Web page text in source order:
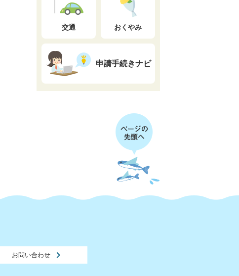
交通 おくやみ
申請手続きナビ
お問い合わせ